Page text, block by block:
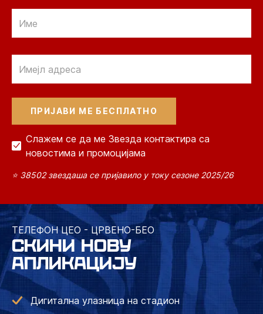
Слажем се да ме Звезда контактира са
новостима и промоцијама
⭐ 38502 звездаша се пријавило у току сезоне 2025/26
ТЕЛЕФОН ЦЕО - ЦРВЕНО-БЕО
СКИНИ НОВУ
АПЛИКАЦИЈУ
Дигитална улазница на стадион